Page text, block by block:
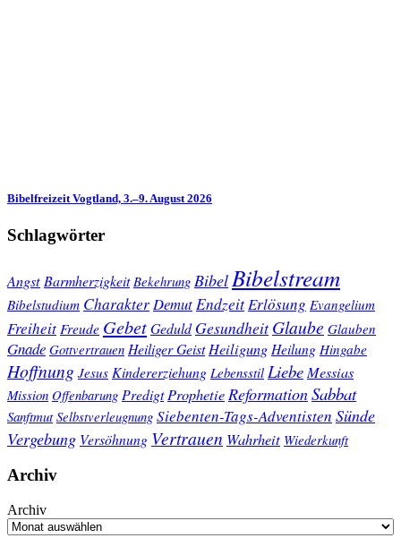
Bibelfreizeit Vogtland, 3.–9. August 2026
Schlagwörter
Angst Barmherzigkeit Bekehrung Bibel Bibelstream
Bibelstudium Charakter Demut EndzeitErlösung Evangelium
Freiheit Freude GebetGeduld Gesundheit Glaube Glauben
Gnade Gottvertrauen Heiliger Geist Heiligung Heilung Hingabe
Hoffnung Jesus Kindererziehung Lebensstil Liebe Messias
Mission Offenbarung Predigt Prophetie ReformationSabbat
Sanftmut Selbstverleugnung Siebenten-Tags-Adventisten Sünde
Vergebung Versöhnung Vertrauen Wahrheit Wiederkunft
Archiv
Archiv